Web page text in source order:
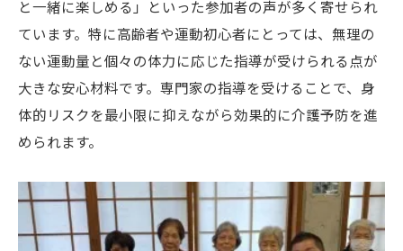
と一緒に楽しめる」といった参加者の声が多く寄せられ
ています。特に高齢者や運動初心者にとっては、無理の
ない運動量と個々の体力に応じた指導が受けられる点が
大きな安心材料です。専門家の指導を受けることで、身
体的リスクを最小限に抑えながら効果的に介護予防を進
められます。